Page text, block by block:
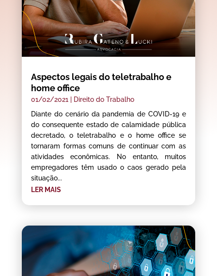
Aspectos legais do teletrabalho e
home office
01/02/2021|
Direito do Trabalho
Diante do cenário da pandemia de COVID-19 e
do consequente estado de calamidade pública
decretado, o teletrabalho e o home office se
tornaram formas comuns de continuar com as
atividades econômicas. No entanto, muitos
empregadores têm usado o caos gerado pela
situação...
LER MAIS